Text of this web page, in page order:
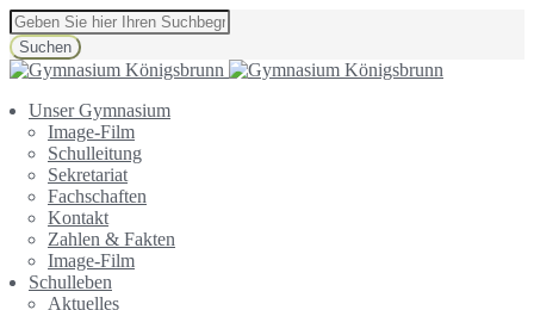
Suchen
Unser Gymnasium
Image-Film
Schulleitung
Sekretariat
Fachschaften
Kontakt
Zahlen & Fakten
Image-Film
Schulleben
Aktuelles